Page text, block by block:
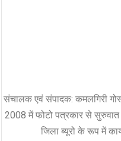
संचालक एवं संपादक: कमलगिरी
2008 में फोटो पत्रकार से सुरुवात
जिला ब्यूरो के रूप में